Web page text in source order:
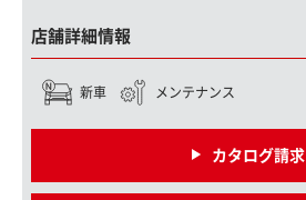
店舗詳細情報
新車 メンテナンス
カタログ請求